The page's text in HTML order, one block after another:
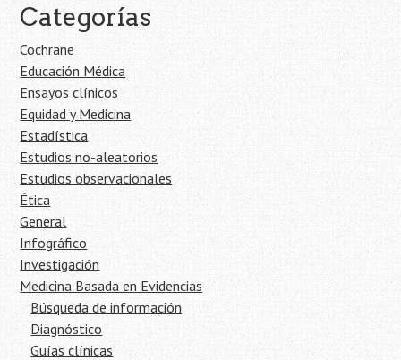
Categorías
Cochrane
Educación Médica
Ensayos clínicos
Equidad y Medicina
Estadística
Estudios no-aleatorios
Estudios observacionales
Ética
General
Infográfico
Investigación
Medicina Basada en Evidencias
Búsqueda de información
Diagnóstico
Guías clínicas